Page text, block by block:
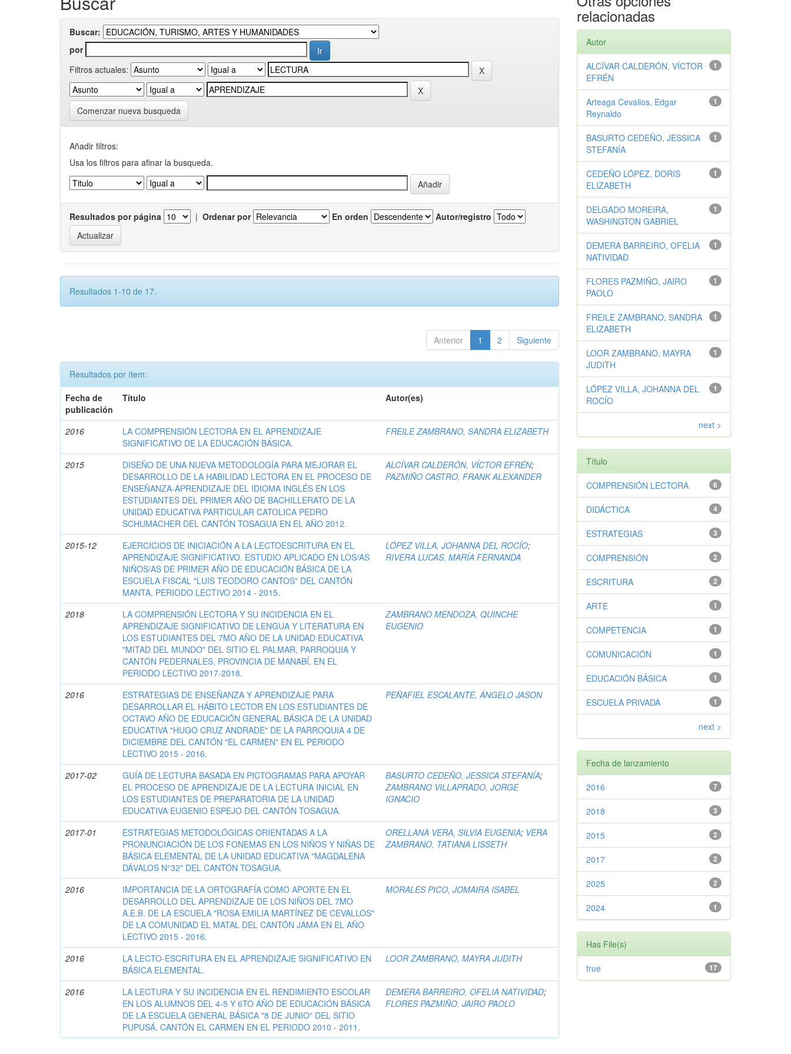
Buscar:
por
Filtros actuales:
Comenzar nueva busqueda
Añadir filtros:
Usa los filtros para afinar la busqueda.
Resultados por página | Ordenar por En orden Autor/registro
Resultados 1-10 de 17.
Anterior 1 2 Siguiente
Resultados por ítem:
Fecha de
publicación
Título Autor(es)
2016
LA COMPRENSIÓN LECTORA EN EL APRENDIZAJE
SIGNIFICATIVO DE LA EDUCACIÓN BÁSICA.
FREILE ZAMBRANO, SANDRA ELIZABETH
2015
DISEÑO DE UNA NUEVA METODOLOGÍA PARA MEJORAR EL
DESARROLLO DE LA HABILIDAD LECTORA EN EL PROCESO DE
ENSEÑANZA-APRENDIZAJE DEL IDIOMA INGLÉS EN LOS
ESTUDIANTES DEL PRIMER AÑO DE BACHILLERATO DE LA
UNIDAD EDUCATIVA PARTICULAR CATOLICA PEDRO
SCHUMACHER DEL CANTÓN TOSAGUA EN EL AÑO 2012.
ALCÍVAR CALDERÓN, VÍCTOR EFRÉN;
PAZMIÑO CASTRO, FRANK ALEXANDER
2015-12
EJERCICIOS DE INICIACIÓN A LA LECTOESCRITURA EN EL
APRENDIZAJE SIGNIFICATIVO. ESTUDIO APLICADO EN LOS/AS
NIÑOS/AS DE PRIMER AÑO DE EDUCACIÓN BÁSICA DE LA
ESCUELA FISCAL "LUIS TEODORO CANTOS" DEL CANTÓN
MANTA, PERIODO LECTIVO 2014 - 2015.
LÓPEZ VILLA, JOHANNA DEL ROCÍO;
RIVERA LUCAS, MARÍA FERNANDA
2018
LA COMPRENSIÓN LECTORA Y SU INCIDENCIA EN EL
APRENDIZAJE SIGNIFICATIVO DE LENGUA Y LITERATURA EN
LOS ESTUDIANTES DEL 7MO AÑO DE LA UNIDAD EDUCATIVA
"MITAD DEL MUNDO" DEL SITIO EL PALMAR, PARROQUIA Y
CANTÓN PEDERNALES, PROVINCIA DE MANABÍ, EN EL
PERIODO LECTIVO 2017-2018.
ZAMBRANO MENDOZA, QUINCHE
EUGENIO
2016
ESTRATEGIAS DE ENSEÑANZA Y APRENDIZAJE PARA
DESARROLLAR EL HÁBITO LECTOR EN LOS ESTUDIANTES DE
OCTAVO AÑO DE EDUCACIÓN GENERAL BÁSICA DE LA UNIDAD
EDUCATIVA "HUGO CRUZ ANDRADE" DE LA PARROQUIA 4 DE
DICIEMBRE DEL CANTÓN "EL CARMEN" EN EL PERIODO
LECTIVO 2015 - 2016.
PEÑAFIEL ESCALANTE, ÁNGELO JASON
2017-02
GUÍA DE LECTURA BASADA EN PICTOGRAMAS PARA APOYAR
EL PROCESO DE APRENDIZAJE DE LA LECTURA INICIAL EN
LOS ESTUDIANTES DE PREPARATORIA DE LA UNIDAD
EDUCATIVA EUGENIO ESPEJO DEL CANTÓN TOSAGUA.
BASURTO CEDEÑO, JESSICA STEFANÍA;
ZAMBRANO VILLAPRADO, JORGE
IGNACIO
2017-01
ESTRATEGIAS METODOLÓGICAS ORIENTADAS A LA
PRONUNCIACIÓN DE LOS FONEMAS EN LOS NIÑOS Y NIÑAS DE
BÁSICA ELEMENTAL DE LA UNIDAD EDUCATIVA "MAGDALENA
DÁVALOS N°32" DEL CANTÓN TOSAGUA.
ORELLANA VERA, SILVIA EUGENIA; VERA
ZAMBRANO, TATIANA LISSETH
2016
IMPORTANCIA DE LA ORTOGRAFÍA COMO APORTE EN EL
DESARROLLO DEL APRENDIZAJE DE LOS NIÑOS DEL 7MO
A.E.B. DE LA ESCUELA "ROSA EMILIA MARTÍNEZ DE CEVALLOS"
DE LA COMUNIDAD EL MATAL DEL CANTÓN JAMA EN EL AÑO
LECTIVO 2015 - 2016.
MORALES PICO, JOMAIRA ISABEL
2016
LA LECTO-ESCRITURA EN EL APRENDIZAJE SIGNIFICATIVO EN
BÁSICA ELEMENTAL.
LOOR ZAMBRANO, MAYRA JUDITH
2016
LA LECTURA Y SU INCIDENCIA EN EL RENDIMIENTO ESCOLAR
EN LOS ALUMNOS DEL 4-5 Y 6TO AÑO DE EDUCACIÓN BÁSICA
DE LA ESCUELA GENERAL BÁSICA "8 DE JUNIO" DEL SITIO
PUPUSÁ, CANTÓN EL CARMEN EN EL PERIODO 2010 - 2011.
DEMERA BARREIRO, OFELIA NATIVIDAD;
FLORES PAZMIÑO, JAIRO PAOLO
relacionadas
Autor
1
ALCÍVAR CALDERÓN, VÍCTOR
EFRÉN
1
Arteaga Cevallos, Edgar
Reynaldo
1
BASURTO CEDEÑO, JESSICA
STEFANÍA
1
CEDEÑO LÓPEZ, DORIS
ELIZABETH
1
DELGADO MOREIRA,
WASHINGTON GABRIEL
1
DEMERA BARREIRO, OFELIA
NATIVIDAD
1
FLORES PAZMIÑO, JAIRO
PAOLO
1
FREILE ZAMBRANO, SANDRA
ELIZABETH
1
LOOR ZAMBRANO, MAYRA
JUDITH
1
LÓPEZ VILLA, JOHANNA DEL
ROCÍO
next >
Título
6
COMPRENSIÓN LECTORA
4
DIDÁCTICA
3
ESTRATEGIAS
2
COMPRENSIÓN
2
ESCRITURA
1
ARTE
1
COMPETENCIA
1
COMUNICACIÓN
1
EDUCACIÓN BÁSICA
1
ESCUELA PRIVADA
next >
Fecha de lanzamiento
7
2016
3
2018
2
2015
2
2017
2
2025
1
2024
Has File(s)
17
true